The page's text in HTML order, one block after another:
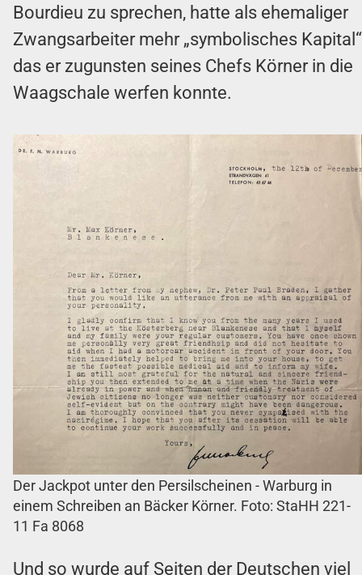
Bourdieu zu sprechen, hatte als ehemaliger
Zwangsarbeiter mehr „symbolisches
das er zugunsten seines Chefs Körner in die
Waagschale werfen konnte.
Der Jackpot unter den Persilscheinen - Warburg in
einem Schreiben an Bäcker Körner. Foto: StaHH 221-
11 Fa 8068
Und so wurde auf Seiten der Deutschen viel